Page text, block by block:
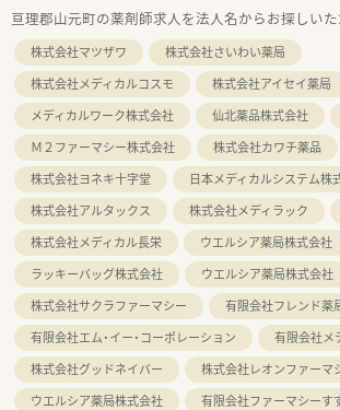
亘理郡山元町の薬剤師求人を法人名からお探しいた
株式会社マツザワ
株式会社さいわい薬局
株式会社メディカルコスモ
株式会社アイセイ薬局
メディカルワーク株式会社
仙北薬品株式会社
Ｍ２ファーマシー株式会社
株式会社カワチ薬品
株式会社ヨネキ十字堂
日本メディカルシステム株
株式会社アルタックス
株式会社メディラック
株式会社メディカル長栄
ウエルシア薬局株式会社
ラッキーバッグ株式会社
ウエルシア薬局株式会社
株式会社サクラファーマシー
有限会社フレンド薬
有限会社エム・イー・コーポレーション
有限会社メ
株式会社グッドネイバー
株式会社レオンファーマ
ウエルシア薬局株式会社
有限会社ファーマシーす